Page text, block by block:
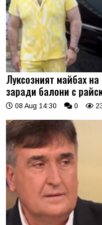
Луксозният майбах
заради балони с
08 Aug 14:30 0